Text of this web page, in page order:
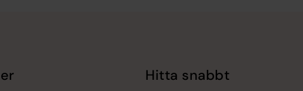
Hitta snabbt